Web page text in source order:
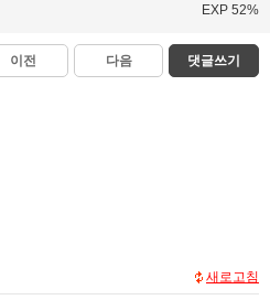
EXP 52%
이전 다음 댓글쓰기
새로고침